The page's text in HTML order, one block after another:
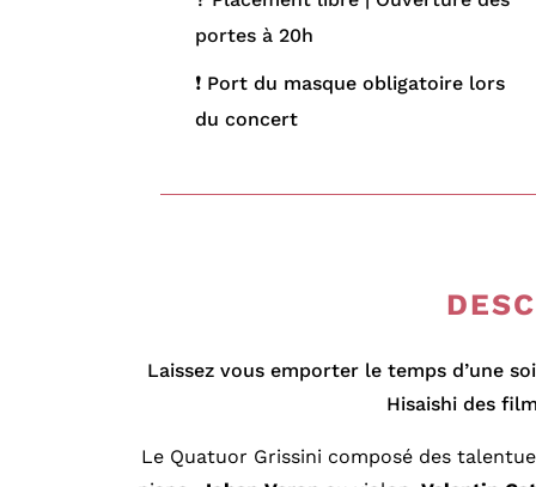
portes à 20h
❗ Port du masque obligatoire lors
du concert
Laissez vous emporter le temps d’une
Hisaishi des
Le Quatuor Grissini composé des